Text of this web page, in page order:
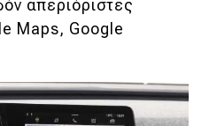
απεριόριστες
Maps, Google